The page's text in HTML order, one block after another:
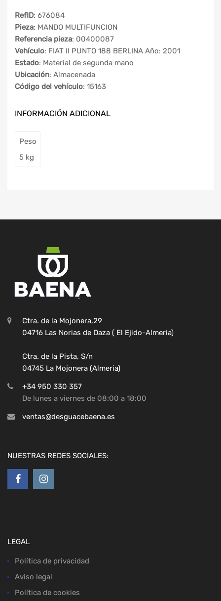
RefID: 676084
Pieza: MANDO MULTIFUNCION
Referencia pieza: 00400087
Vehículo: FIAT II PUNTO 188 BERLINA Año: 2001
Estado: Material de segunda mano
Ubicación: Almacenada
Código del vehículo: 15163
INFORMACIÓN ADICIONAL
Peso
5 kg
Ctra. de la Mojonera,29
04716 Las Norias de Daza ( El Ejido-Almeria)
Ctra. de la Pista, S/n
04745 La Mojonera (Almeria)
+34 950 330 357
De lunes a viernes de 08:00 a 18:00
ventas@desguacebaena.es
NUESTRAS REDES SOCIALES:
LEGAL
Política de privacidad
Aviso legal
Política de cookies